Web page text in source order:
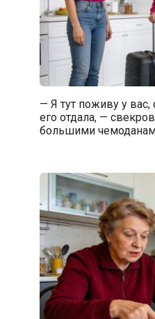
— Я тут поживу у вас,
его отдала, —
большими